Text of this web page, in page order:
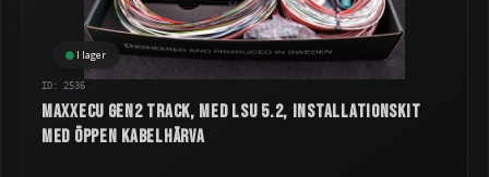
I lager
ID: 2536
MaxxECU GEN2 TRACK, med LSU 5.2, installationskit
med öppen kabelhärva